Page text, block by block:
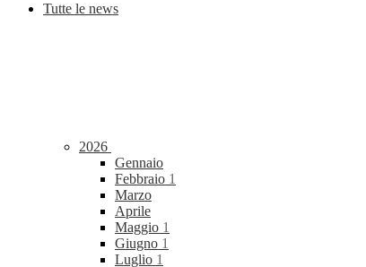
Tutte le news
2026
Gennaio
Febbraio 1
Marzo
Aprile
Maggio 1
Giugno 1
Luglio 1